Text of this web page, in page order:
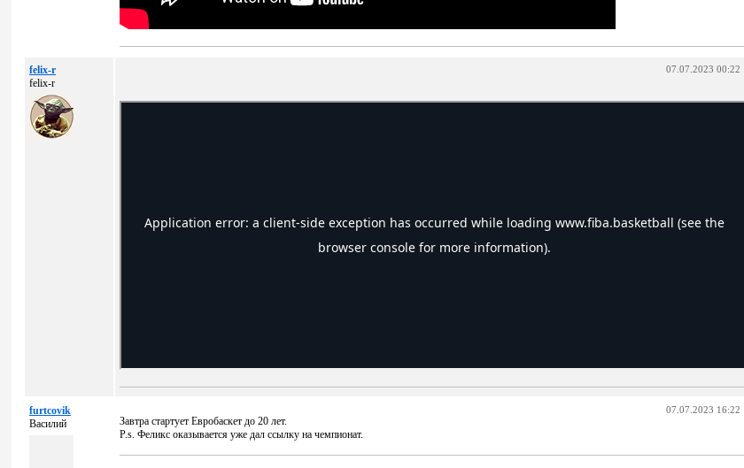
felix-r
felix-r
07.07.2023 00:22
furtcovik
Василий
07.07.2023 16:22
Завтра стартует Евробаскет до 20 лет.
P.s. Феликс оказывается уже дал ссылку на чемпионат.